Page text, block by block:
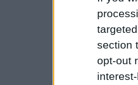
section
opt-out